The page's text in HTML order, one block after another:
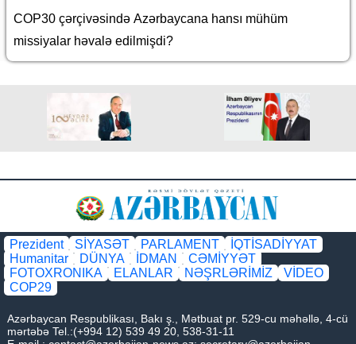
COP30 çərçivəsində Azərbaycana hansı mühüm
missiyalar həvalə edilmişdi?
Prezident SİYASƏT PARLAMENT
İQTİSADİYYAT
Humanitar
DÜNYA İDMAN
CƏMİYYƏT
FOTOXRONIKA
ELANLAR NƏŞRLƏRİMİZ
VİDEO
COP29
Azərbaycan Respublikası, Bakı ş., Mətbuat pr. 529-cu məhəllə, 4-cü
mərtəbə Tel.:(+994 12) 539 49 20, 538-31-11